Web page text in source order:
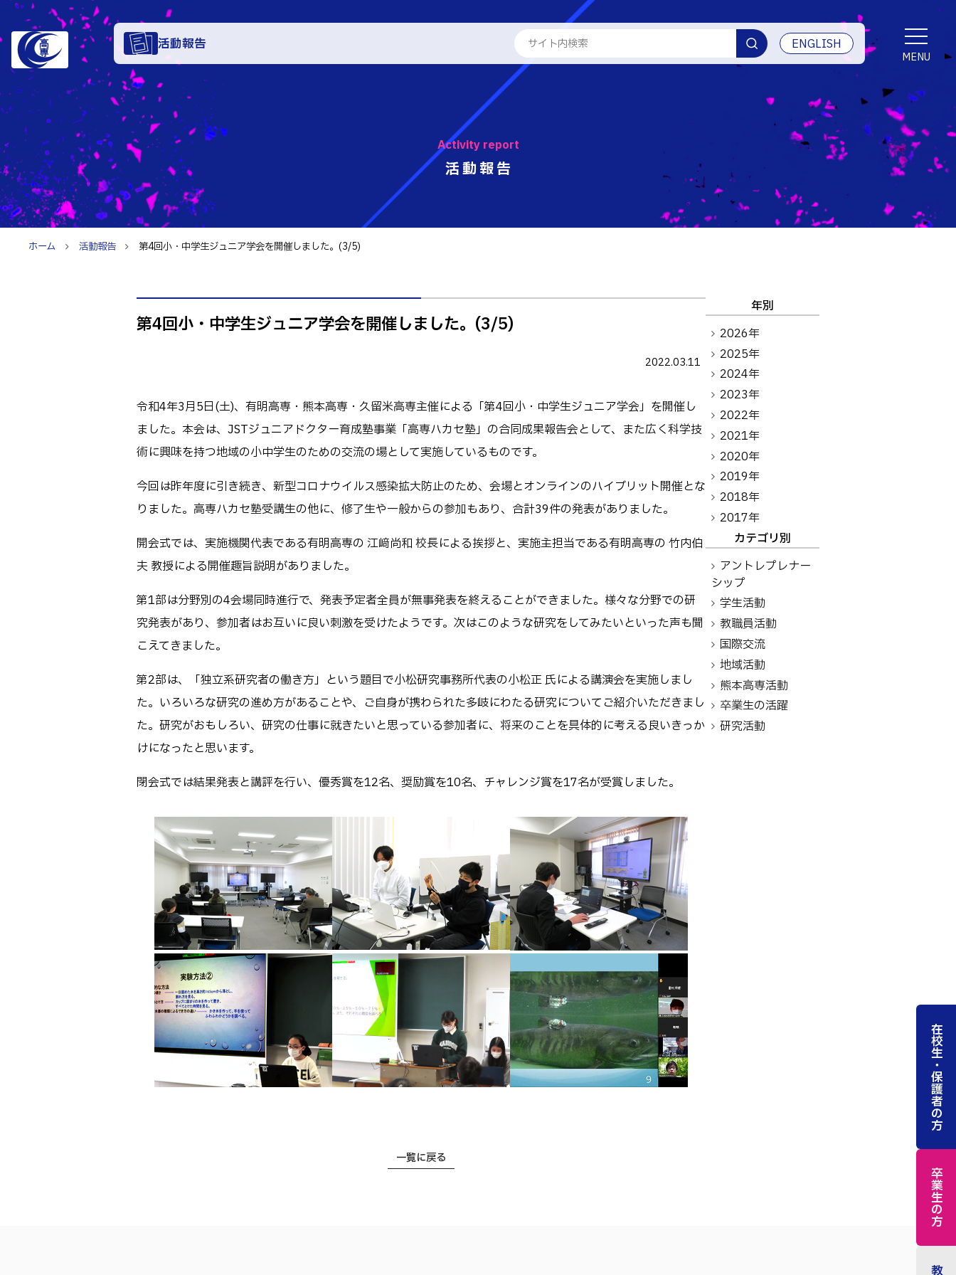
活動報告 ENGLISH
活動報告
Activity report
ホーム 活動報告 第4回小・中学生ジュニア学会を開催しました。(3/5)
第4回小・中学生ジュニア学会を開催しました。(3/5)
2022.03.11
令和4年3月5日(土)、有明高専・熊本高専・久留米高専主催による「第4回小・中学生ジュニア学会」を開催し
ました。本会は、JSTジュニアドクター育成塾事業「高専ハカセ塾」の合同成果報告会として、また広く科学技
術に興味を持つ地域の小中学生のための交流の場として実施しているものです。
今回は昨年度に引き続き、新型コロナウイルス感染拡大防止のため、会場とオンラインのハイブリット開催とな
りました。高専ハカセ塾受講生の他に、修了生や一般からの参加もあり、合計39件の発表がありました。
開会式では、実施機関代表である有明高専の 江﨑尚和 校長による挨拶と、実施主担当である有明高専の 竹内伯
夫 教授による開催趣旨説明がありました。
第1部は分野別の4会場同時進行で、発表予定者全員が無事発表を終えることができました。様々な分野での研
究発表があり、参加者はお互いに良い刺激を受けたようです。次はこのような研究をしてみたいといった声も聞
こえてきました。
第2部は、「独立系研究者の働き方」という題目で小松研究事務所代表の小松正 氏による講演会を実施しまし
た。いろいろな研究の進め方があることや、ご自身が携わられた多岐にわたる研究についてご紹介いただきまし
た。研究がおもしろい、研究の仕事に就きたいと思っている参加者に、将来のことを具体的に考える良いきっか
けになったと思います。
閉会式では結果発表と講評を行い、優秀賞を12名、奨励賞を10名、チャレンジ賞を17名が受賞しました。
一覧に戻る
年別
2026年
2025年
2024年
2023年
2022年
2021年
2020年
2019年
2018年
2017年
カテゴリ別
アントレプレナー
シップ
学生活動
教職員活動
国際交流
地域活動
熊本高専活動
卒業生の活躍
研究活動
MENU
情報工学科
融合・複合工学系学科
建築社会デザイン工学科
生物化学システム工学科
電子情報システム工学専攻
生産システム工学専攻
入試速報
パンフレット・紹介動画
Webオープンキャンパス
受験生向け 熊本高専 Q&A
熊本高専が運用するWebサイト・
SNS・動画チャネル等
イベント
学校概要
教員紹介
産学官連携・地域連携
国際交流 受賞等
キャリア関係 情報セキュリティ
図書館 アントレプレナーシップ
その他
転職・Uターン就職 お問い合わせ
卒業生の方へ
在校生・保護者の方
卒業生の方